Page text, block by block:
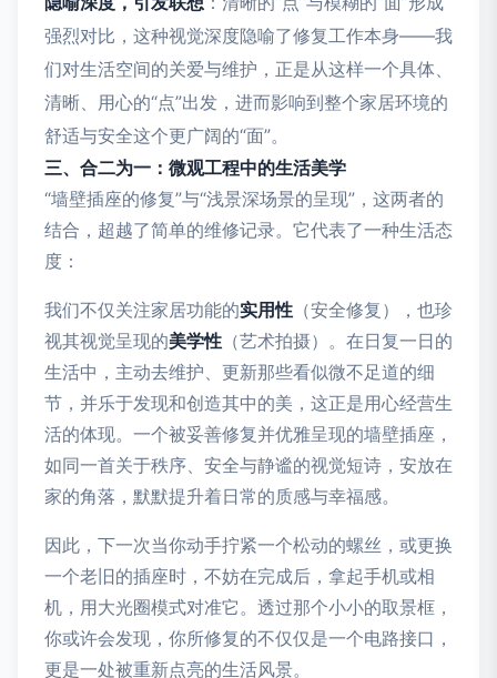
强烈对比，这种视觉深度隐喻了修复工作本身——我
们对生活空间的关爱与维护，正是从这样一个具体、
清晰、用心的“点”出发，进而影响到整个家居环境的
舒适与安全这个更广阔的“面”。
三、合二为一：微观工程中的生活美学
“墙壁插座的修复”与“浅景深场景的呈现”，这两者的
结合，超越了简单的维修记录。它代表了一种生活态
度：
我们不仅关注家居功能的实用性 （安全修复），也珍
视其视觉呈现的美学性 （艺术拍摄）。在日复一日的
生活中，主动去维护、更新那些看似微不足道的细
节，并乐于发现和创造其中的美，这正是用心经营生
活的体现。一个被妥善修复并优雅呈现的墙壁插座，
如同一首关于秩序、安全与静谧的视觉短诗，安放在
家的角落，默默提升着日常的质感与幸福感。
因此，下一次当你动手拧紧一个松动的螺丝，或更换
一个老旧的插座时，不妨在完成后，拿起手机或相
机，用大光圈模式对准它。透过那个小小的取景框，
你或许会发现，你所修复的不仅仅是一个电路接口，
更是一处被重新点亮的生活风景。